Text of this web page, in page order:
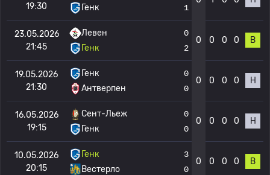
19:30
Генк
1
23.05.2026
21:45
Левен
Генк
0
2
0 0 0 0 В
19.05.2026
21:30
Генк
Антверпен
0
0
0 0 0 0 Н
16.05.2026
19:15
Сент-Льеж
Генк
0
0
0 0 0 0 Н
10.05.2026
20:15
Генк
Вестерло
3
0
0 0 0 0 В